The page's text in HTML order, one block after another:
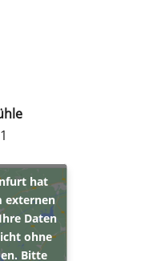
hat
externen
Daten
ohne
Bitte